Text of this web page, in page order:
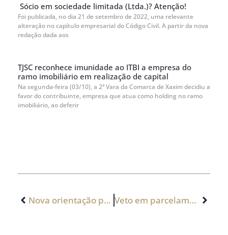
Sócio em sociedade limitada (Ltda.)? Atenção!
Foi publicada, no dia 21 de setembro de 2022, uma relevante
alteração no capítulo empresarial do Código Civil. A partir da nova
redação dada aos
TJSC reconhece imunidade ao ITBI a empresa do
ramo imobiliário em realização de capital
Na segunda-feira (03/10), a 2ª Vara da Comarca de Xaxim decidiu a
favor do contribuinte, empresa que atua como holding no ramo
imobiliário, ao deferir
Nova orientação pode penalizar contribuinte Veto em parcelamento de dívidas é armadilha fiscal, avaliam advogados